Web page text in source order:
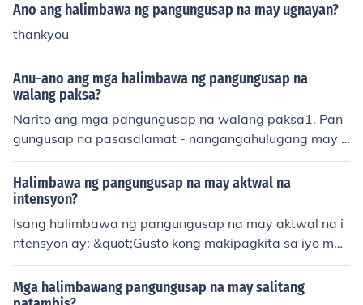
Ano ang halimbawa ng pangungusap na may ugnayan?
thankyou
Anu-ano ang mga halimbawa ng pangungusap na
walang paksa?
Narito ang mga pangungusap na walang paksa1. Pan
gungusap na pasasalamat - nangangahulugang may p
angyayaringginawa na at kailangan lamang pasalama
tan.Halimbawa:a. Salamat.(po)b. Maraming salamat.(p
o)2. Pangungusap na patawag - tinatawag sa pangala
n ang isang Tao atnauunawaan naman ng tinatawag n
a siya'y hinahanapHalimbawa:a. Allan!b. Korina!3. Pan
gungusap na pangkalikasan - nauukol ito sa mga pang
uulan na.b. Lumilindol.4.Pangungusap na pagbati - nan
Halimbawa ng pangungusap na may aktwal na
intensyon?
Isang halimbawa ng pangungusap na may aktwal na i
ntensyon ay: &quot;Gusto kong makipagkita sa iyo ma
maya upang pag-usapan ang ating proyekto.&quot; Sa
pangungusap na ito, malinaw ang layunin ng nagsasali
ta na makipagkita at talakayin ang isang partikular na
Mga halimbawang pangungusap na may salitang